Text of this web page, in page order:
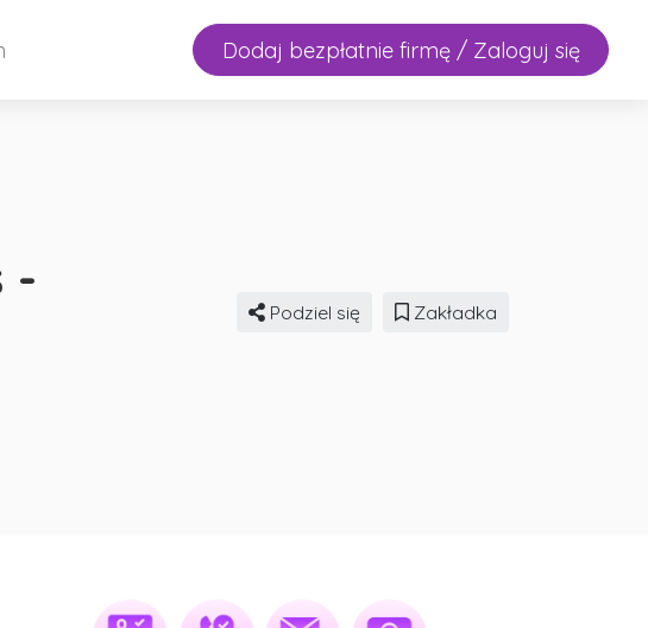
Dodaj bezpłatnie firmę / Zaloguj się
-
Podziel się Zakładka